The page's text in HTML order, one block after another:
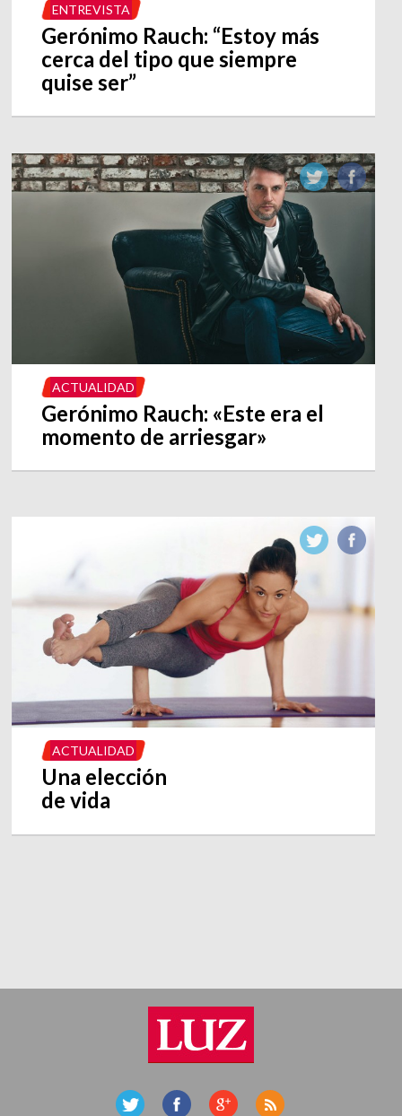
ENTREVISTA
Gerónimo Rauch: “Estoy más
cerca del tipo que siempre
quise ser”
ACTUALIDAD
Gerónimo Rauch: «Este era el
momento de arriesgar»
ACTUALIDAD
Una elección
de vida